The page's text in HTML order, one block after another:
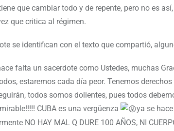
que cambiar todo y de repente, pero no es
que critica al régimen.
se identifican con el texto que compartió,
falta un sacerdote como Ustedes, muchas
estaremos cada día peor. Tenemos
todos somos dolientes, pues todos
CUBA es una vergüenza
ya se
NO HAY MAL Q DURE 100 AÑOS, NI